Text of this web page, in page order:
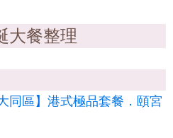
大餐整理
同區】港式極品套餐．頤宮